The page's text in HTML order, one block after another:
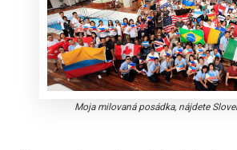
Moja milovaná posádka, nájdete